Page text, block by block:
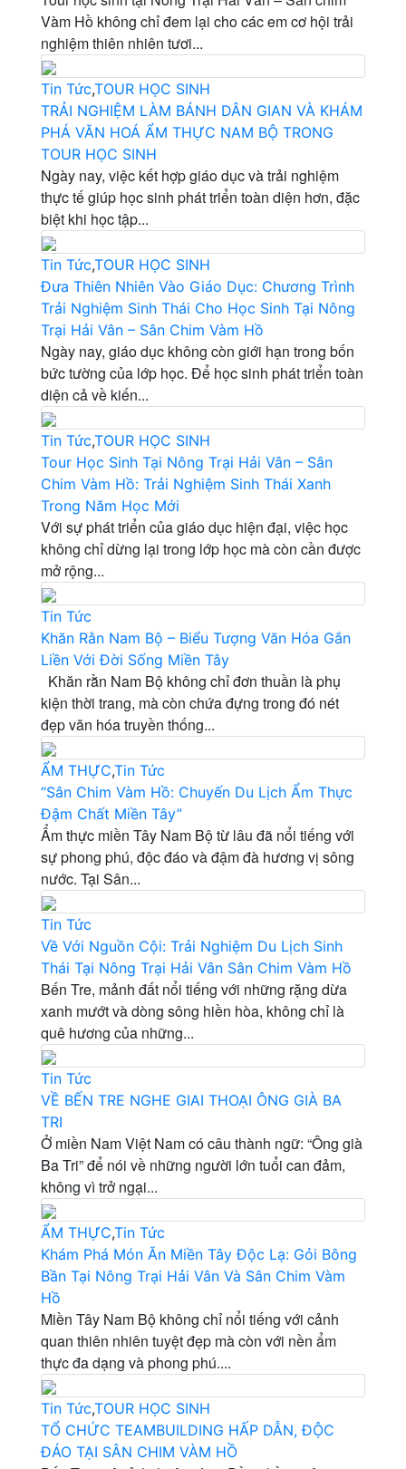
Vàm Hồ không chỉ đem lại cho các em cơ hội trải
nghiệm thiên nhiên tươi...
Tin Tức,TOUR HỌC SINH
TRẢI NGHIỆM LÀM BÁNH DÂN GIAN VÀ KHÁM
PHÁ VĂN HOÁ ẨM THỰC NAM BỘ TRONG
TOUR HỌC SINH
Ngày nay, việc kết hợp giáo dục và trải nghiệm
thực tế giúp học sinh phát triển toàn diện hơn, đặc
biệt khi học tập...
Tin Tức,TOUR HỌC SINH
Đưa Thiên Nhiên Vào Giáo Dục: Chương Trình
Trải Nghiệm Sinh Thái Cho Học Sinh Tại Nông
Trại Hải Vân – Sân Chim Vàm Hồ
Ngày nay, giáo dục không còn giới hạn trong bốn
bức tường của lớp học. Để học sinh phát triển toàn
diện cả về kiến...
Tin Tức,TOUR HỌC SINH
Tour Học Sinh Tại Nông Trại Hải Vân – Sân
Chim Vàm Hồ: Trải Nghiệm Sinh Thái Xanh
Trong Năm Học Mới
Với sự phát triển của giáo dục hiện đại, việc học
không chỉ dừng lại trong lớp học mà còn cần được
mở rộng...
Tin Tức
Khăn Rằn Nam Bộ – Biểu Tượng Văn Hóa Gắn
Liền Với Đời Sống Miền Tây
Khăn rằn Nam Bộ không chỉ đơn thuần là phụ
kiện thời trang, mà còn chứa đựng trong đó nét
đẹp văn hóa truyền thống...
ẨM THỰC,Tin Tức
“Sân Chim Vàm Hồ: Chuyến Du Lịch Ẩm Thực
Đậm Chất Miền Tây”
Ẩm thực miền Tây Nam Bộ từ lâu đã nổi tiếng với
sự phong phú, độc đáo và đậm đà hương vị sông
nước. Tại Sân...
Tin Tức
Về Với Nguồn Cội: Trải Nghiệm Du Lịch Sinh
Thái Tại Nông Trại Hải Vân Sân Chim Vàm Hồ
Bến Tre, mảnh đất nổi tiếng với những rặng dừa
xanh mướt và dòng sông hiền hòa, không chỉ là
quê hương của những...
Tin Tức
VỀ BẾN TRE NGHE GIAI THOẠI ÔNG GIÀ BA
TRI
Ở miền Nam Việt Nam có câu thành ngữ: “Ông già
Ba Tri” để nói về những người lớn tuổi can đảm,
không vì trở ngại...
ẨM THỰC,Tin Tức
Khám Phá Món Ăn Miền Tây Độc Lạ: Gỏi Bông
Bần Tại Nông Trại Hải Vân Và Sân Chim Vàm
Hồ
Miền Tây Nam Bộ không chỉ nổi tiếng với cảnh
quan thiên nhiên tuyệt đẹp mà còn với nền ẩm
thực đa dạng và phong phú....
Tin Tức,TOUR HỌC SINH
TỔ CHỨC TEAMBUILDING HẤP DẪN, ĐỘC
ĐÁO TẠI SÂN CHIM VÀM HỒ